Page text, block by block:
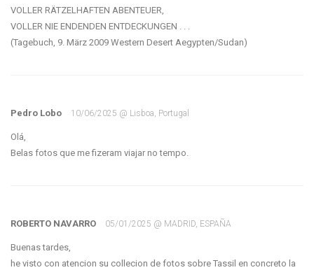
VOLLER RÄTZELHAFTEN ABENTEUER,
VOLLER NIE ENDENDEN ENTDECKUNGEN . . .
(Tagebuch, 9. März 2009 Western Desert Aegypten/Sudan)
Pedro Lobo 10/06/2025 @ Lisboa, Portugal
Olá,
ROBERTO NAVARRO 05/01/2025 @ MADRID, ESPAÑA
Buenas tardes,
he visto con atencion su collecion de fotos sobre Tassil en concreto la